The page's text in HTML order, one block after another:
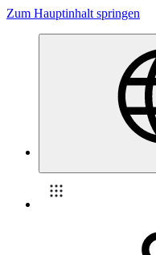
Zum Hauptinhalt springen